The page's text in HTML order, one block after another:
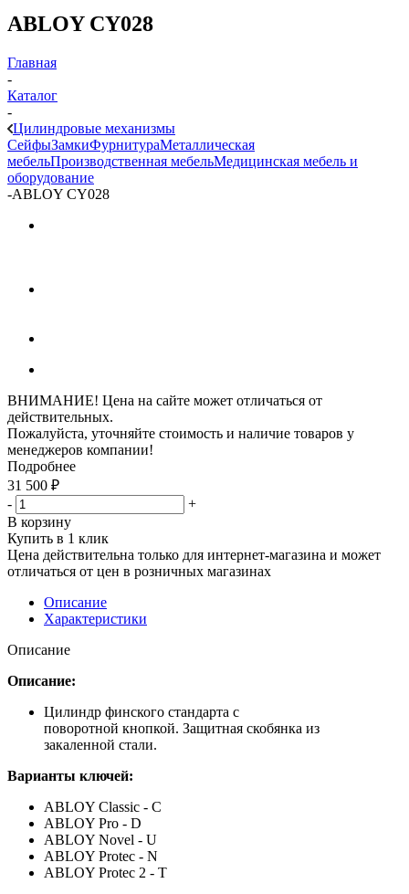
ABLOY CY028
Главная
-
Каталог
-
Цилиндровые механизмы
СейфыЗамкиФурнитураМеталлическая
мебельПроизводственная мебельМедицинская мебель и
оборудование
-ABLOY CY028
ВНИМАНИЕ! Цена на сайте может отличаться от
действительных.
Пожалуйста, уточняйте стоимость и наличие товаров у
менеджеров компании!
Подробнее
31 500 ₽
-
+
В корзину
Купить в 1 клик
Цена действительна только для интернет-магазина и может
отличаться от цен в розничных магазинах
Описание
Характеристики
Описание
Описание:
Цилиндр финского стандарта с
поворотной кнопкой. Защитная скобянка из
закаленной стали.
Варианты ключей:
ABLOY Classic - C
ABLOY Pro - D
ABLOY Novel - U
ABLOY Protec - N
ABLOY Protec 2 - T